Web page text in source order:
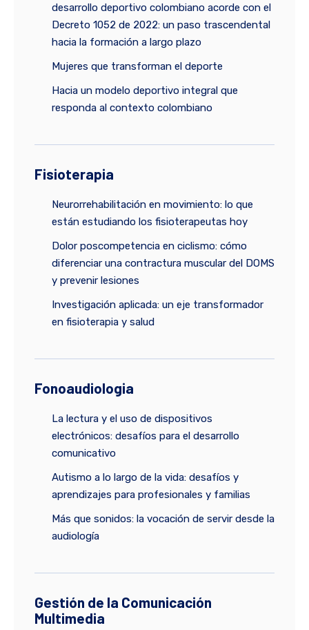
desarrollo deportivo colombiano acorde con el
Decreto 1052 de 2022: un paso trascendental
hacia la formación a largo plazo
Mujeres que transforman el deporte
Hacia un modelo deportivo integral que
responda al contexto colombiano
Fisioterapia
Neurorrehabilitación en movimiento: lo que
están estudiando los fisioterapeutas hoy
Dolor poscompetencia en ciclismo: cómo
diferenciar una contractura muscular del DOMS
y prevenir lesiones
Investigación aplicada: un eje transformador
en fisioterapia y salud
Fonoaudiologia
La lectura y el uso de dispositivos
electrónicos: desafíos para el desarrollo
comunicativo
Autismo a lo largo de la vida: desafíos y
aprendizajes para profesionales y familias
Más que sonidos: la vocación de servir desde la
audiología
Gestión de la Comunicación
Multimedia